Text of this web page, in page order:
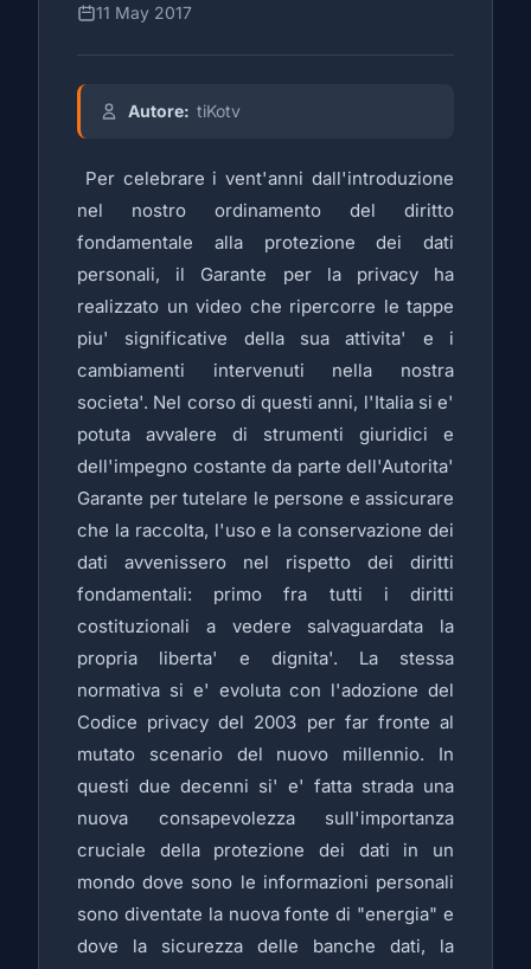
11 May 2017
Autore: tiKotv
Per celebrare i vent'anni dall'introduzione
nel nostro ordinamento del diritto
fondamentale alla protezione dei dati
personali, il Garante per la privacy ha
realizzato un video che ripercorre le tappe
piu' significative della sua attivita' e i
cambiamenti intervenuti nella nostra
societa'. Nel corso di questi anni, l'Italia si e'
potuta avvalere di strumenti giuridici e
dell'impegno costante da parte dell'Autorita'
Garante per tutelare le persone e assicurare
che la raccolta, l'uso e la conservazione dei
dati avvenissero nel rispetto dei diritti
fondamentali: primo fra tutti i diritti
costituzionali a vedere salvaguardata la
propria liberta' e dignita'. La stessa
normativa si e' evoluta con l'adozione del
Codice privacy del 2003 per far fronte al
mutato scenario del nuovo millennio. In
questi due decenni si' e' fatta strada una
nuova consapevolezza sull'importanza
cruciale della protezione dei dati in un
mondo dove sono le informazioni personali
sono diventate la nuova fonte di "energia" e
dove la sicurezza delle banche dati, la